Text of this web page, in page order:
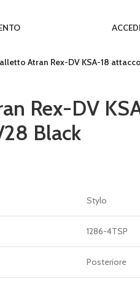
Atran Rex-DV KSA-18
Rex-DV
Black
Stylo
1286-4TSP
Posteriore